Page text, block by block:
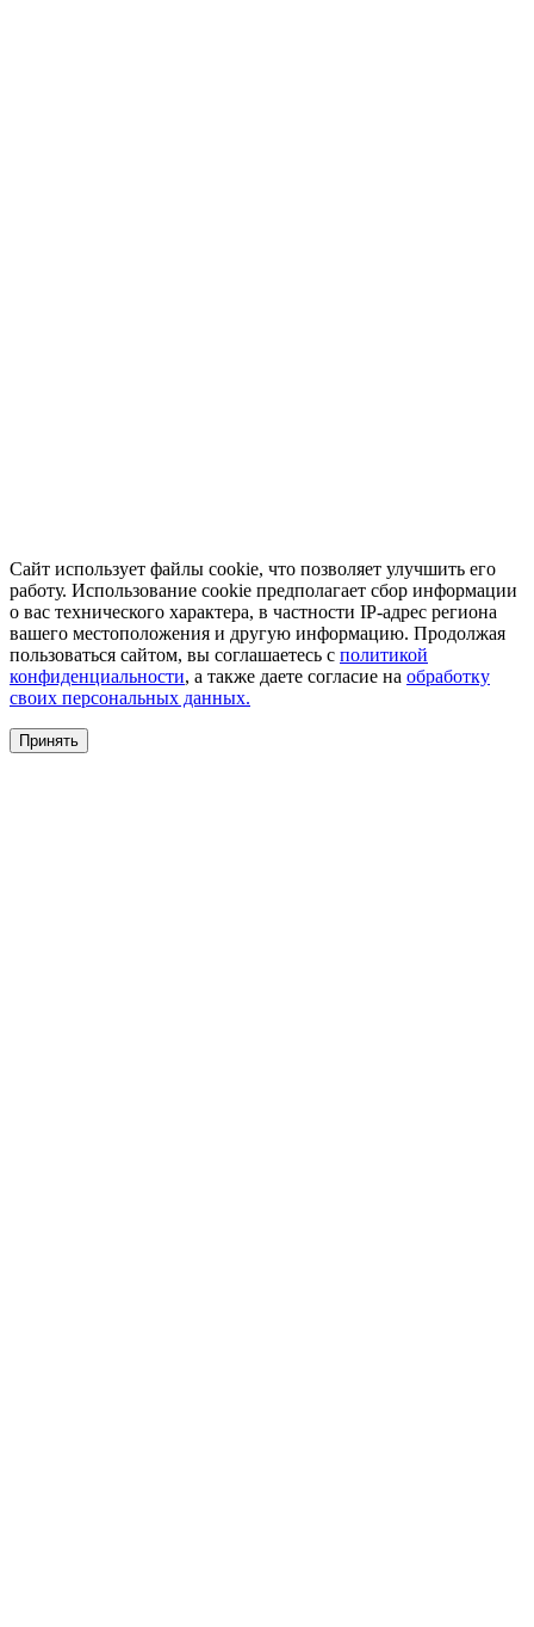
Сайт использует файлы cookie, что позволяет улучшить его
работу. Использование cookie предполагает сбор информации
о вас технического характера, в частности IP-адрес региона
вашего местоположения и другую информацию. Продолжая
пользоваться сайтом, вы соглашаетесь с политикой
конфиденциальности, а также даете согласие на обработку
своих персональных данных.
Принять